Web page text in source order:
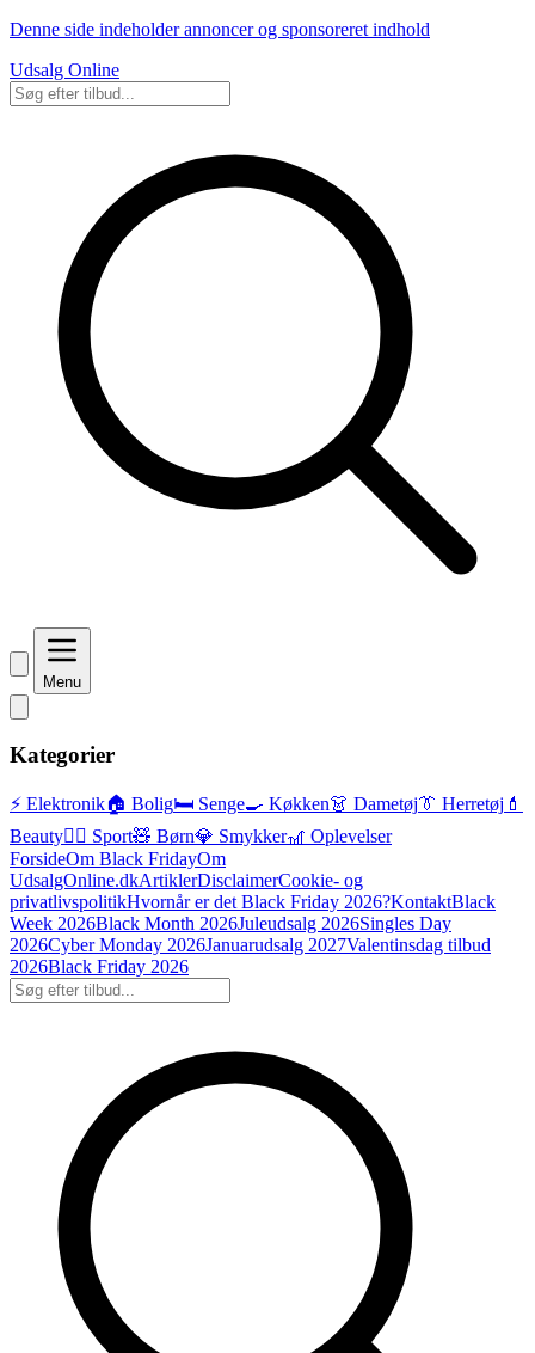
Denne side indeholder annoncer og sponsoreret indhold
Udsalg Online
Menu
Kategorier
⚡ Elektronik🏠 Bolig🛏️ Senge🍳 Køkken👗 Dametøj👔 Herretøj 💄
Beauty🏃‍♂️ Sport🧸 Børn💎 Smykker🎢 Oplevelser
ForsideOm Black FridayOm
UdsalgOnline.dkArtiklerDisclaimerCookie- og
privatlivspolitikHvornår er det Black Friday 2026?KontaktBlack
Week 2026Black Month 2026Juleudsalg 2026Singles Day
2026Cyber Monday 2026Januarudsalg 2027Valentinsdag tilbud
2026Black Friday 2026